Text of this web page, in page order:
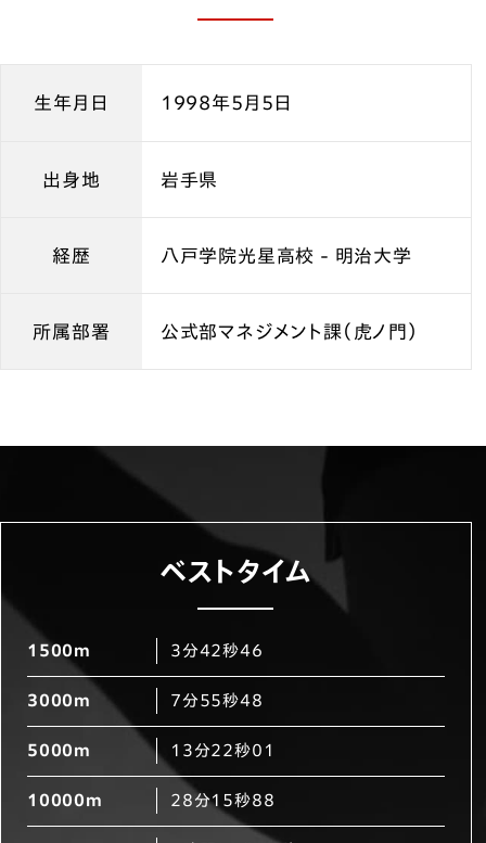
生年月日 1998年5月5日
出身地 岩手県
経歴 八戸学院光星高校 - 明治大学
所属部署 公式部マネジメント課（虎ノ門）
ベストタイム
1500m 3分42秒46
3000m 7分55秒48
5000m 13分22秒01
10000m 28分15秒88